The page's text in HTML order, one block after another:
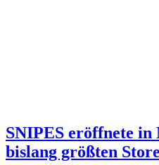
SNIPES eröffnete in
bislang größten Store